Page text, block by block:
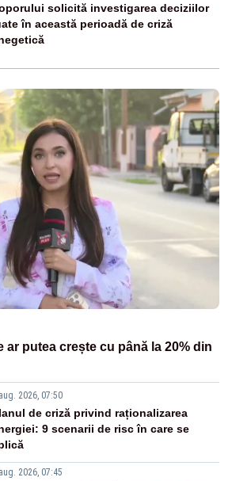
solicită investigarea deciziilor
în această perioadă de criză
ar putea crește cu până la 20% din
2026, 07:50
de criză privind raționalizarea
9 scenarii de risc în care se
2026, 07:45